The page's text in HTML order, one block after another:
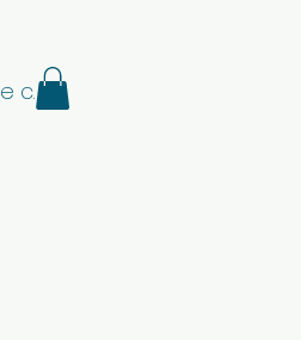
connecter